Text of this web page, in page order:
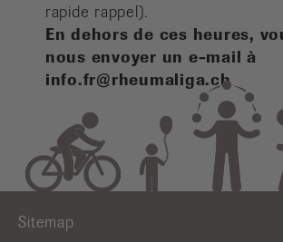
rapide rappel).
En dehors de ces heures,
nous envoyer un e-mail à
info.fr@rheumaliga.ch
Sitemap